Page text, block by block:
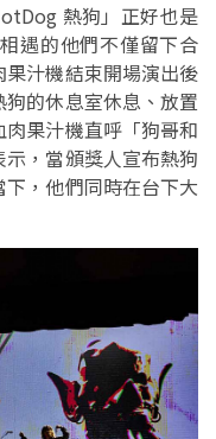
熱狗」正好也是
遇的他們不僅留下合
汁機結束開場演出後
的休息室休息、放置
果汁機直呼「狗哥和
，當頒獎人宣布熱狗
，他們同時在台下大